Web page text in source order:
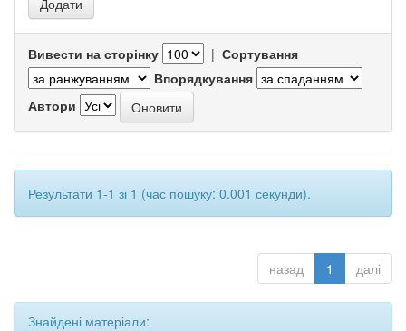
Вивести на сторінку | Сортування
Впорядкування
Автори
Результати 1-1 зі 1 (час пошуку: 0.001 секунди).
назад 1 далі
Знайдені матеріали: